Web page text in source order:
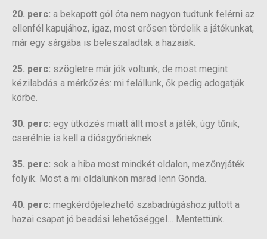
20. perc: a bekapott gól óta nem nagyon tudtunk felérni az
ellenfél kapujához, igaz, most erősen tördelik a játékunkat,
már egy sárgába is beleszaladtak a hazaiak.
25. perc: szögletre már jók voltunk, de most megint
kézilabdás a mérkőzés: mi felállunk, ők pedig adogatják
körbe.
30. perc: egy ütközés miatt állt most a játék, úgy tűnik,
cserélnie is kell a diósgyőrieknek.
35. perc: sok a hiba most mindkét oldalon, mezőnyjáték
folyik. Most a mi oldalunkon marad lenn Gonda.
40. perc: megkérdőjelezhető szabadrúgáshoz juttott a
hazai csapat jó beadási lehetőséggel… Mentettünk.